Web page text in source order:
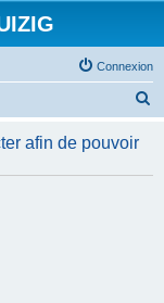
Connexion
h
afin de pouvoir